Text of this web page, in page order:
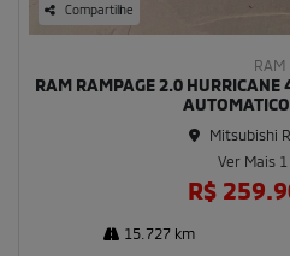
Compartilhe
RAM
RAM RAMPAGE 2.0
Mitsubishi
Ver Mais
R$
15.727 km